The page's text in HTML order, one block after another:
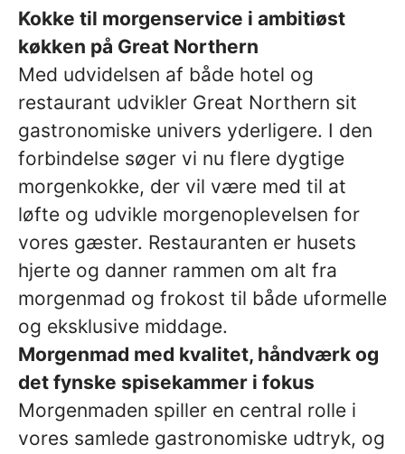
Kokke til morgenservice i ambitiøst
køkken på Great Northern
Med udvidelsen af både hotel og
restaurant udvikler Great Northern sit
gastronomiske univers yderligere. I den
forbindelse søger vi nu flere dygtige
morgenkokke, der vil være med til at
løfte og udvikle morgenoplevelsen for
vores gæster. Restauranten er husets
hjerte og danner rammen om alt fra
morgenmad og frokost til både uformelle
og eksklusive middage.
Morgenmad med kvalitet, håndværk og
det fynske spisekammer i fokus
Morgenmaden spiller en central rolle i
vores samlede gastronomiske udtryk, og